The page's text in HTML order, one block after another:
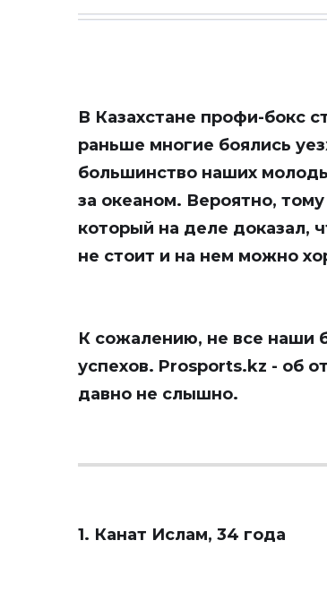
В Казахстане профи-бокс
раньше многие боялись
большинство наших
за океаном. Вероятно,
который на деле доказал,
не стоит и на нем можно
К сожалению, не все наши
успехов. Prosports.kz - об
давно не слышно.
1. Канат Ислам, 34 года